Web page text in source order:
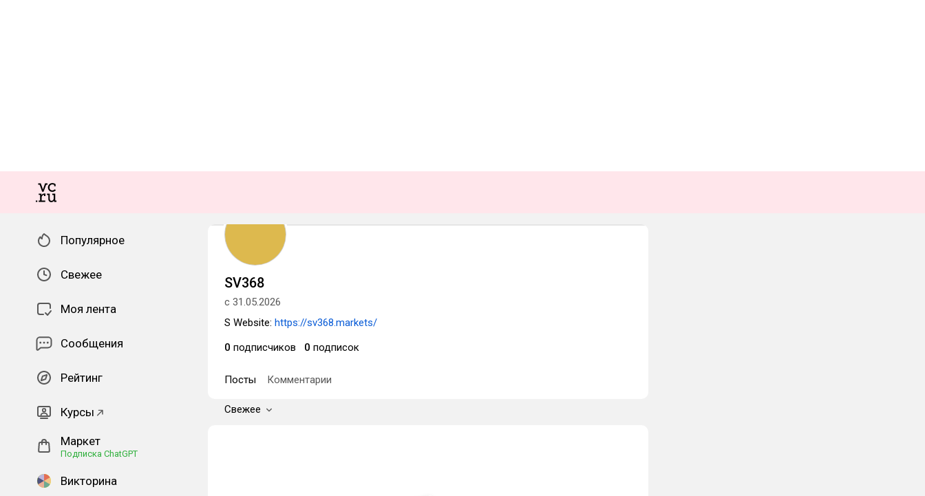
Популярное
Свежее
Моя лента
Сообщения
Рейтинг
Курсы
Маркет
Подписка ChatGPT
Викторина
SV368
с 31.05.2026
S Website: https://sv368.markets/
0 подписчиков 0 подписок
Посты Комментарии
Свежее